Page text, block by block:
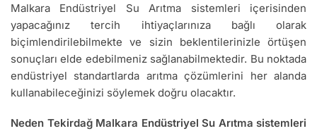
Malkara Endüstriyel Su Arıtma sistemleri içerisinden
yapacağınız tercih ihtiyaçlarınıza bağlı olarak
biçimlendirilebilmekte ve sizin beklentilerinizle örtüşen
sonuçları elde edebilmeniz sağlanabilmektedir. Bu noktada
endüstriyel standartlarda arıtma çözümlerini her alanda
kullanabileceğinizi söylemek doğru olacaktır.
Neden Tekirdağ Malkara Endüstriyel Su Arıtma sistemleri